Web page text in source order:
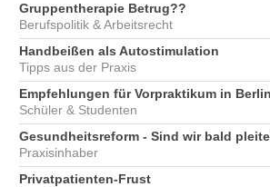
Gruppentherapie Betrug??
Berufspolitik & Arbeitsrecht
Handbeißen als Autostimulation
Tipps aus der Praxis
Empfehlungen für Vorpraktikum in
Schüler & Studenten
Gesundheitsreform - Sind wir bald
Praxisinhaber
Privatpatienten-Frust